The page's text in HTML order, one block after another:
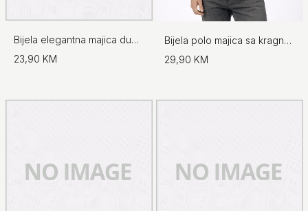
Bijela elegantna majica dugih rukava
23,90 KM
Bijela polo majica sa kragnom
29,90 KM